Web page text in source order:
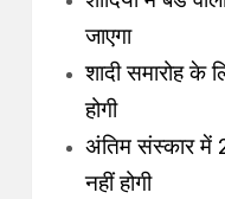
जाएगा
शादी समारोह के
होगी
अंतिम संस्कार में
नहीं होगी